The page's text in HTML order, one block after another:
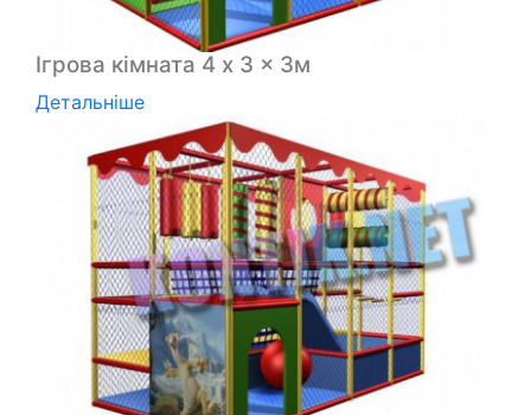
Ігрова кімната 4 x 3 x 3м
Детальніше